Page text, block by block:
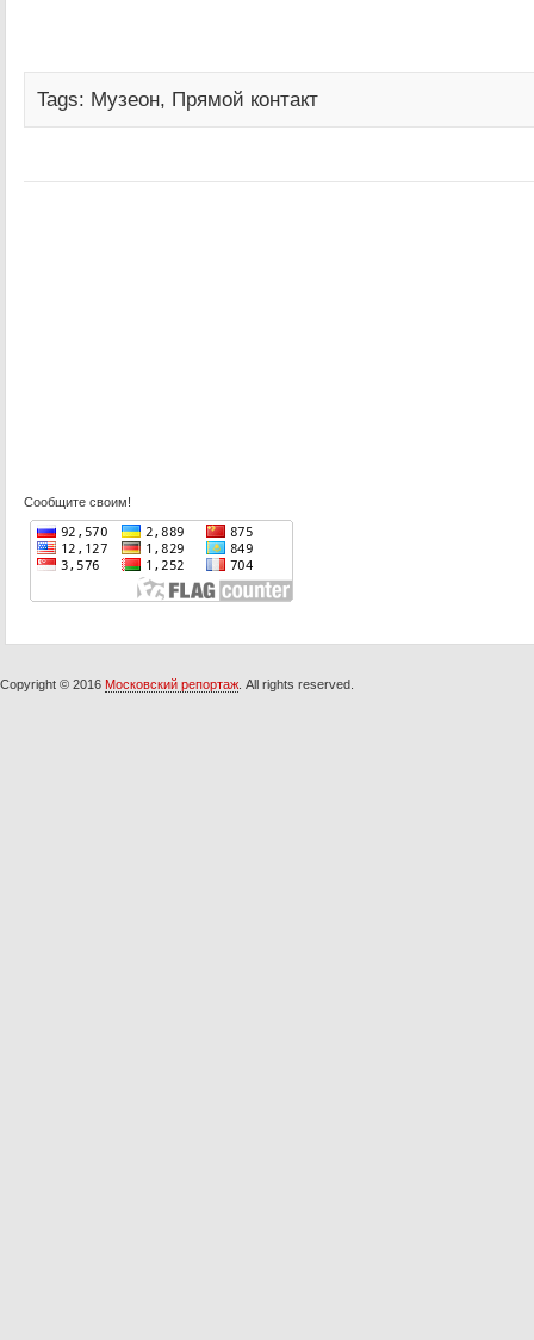
Tags: Музеон, Прямой контакт
Сообщите своим!
Copyright © 2016 Московский репортаж . All rights reserved.